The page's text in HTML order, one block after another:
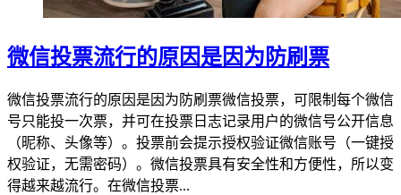
微信投票流行的原因是因为防刷票
微信投票流行的原因是因为防刷票微信投票，可限制每个微信
号只能投一次票，并可在投票日志记录用户的微信号公开信息
（昵称、头像等）。投票前会提示授权验证微信账号（一键授
权验证，无需密码）。微信投票具有安全性和方便性，所以变
得越来越流行。在微信投票...